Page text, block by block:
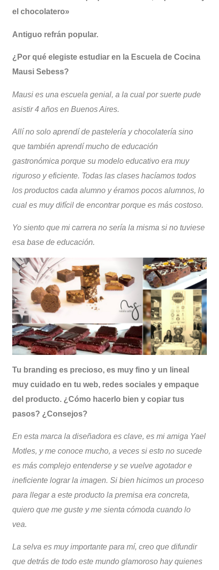
el chocolatero»
Antiguo refrán popular.
¿Por qué elegiste estudiar en la Escuela de Cocina
Mausi Sebess?
Mausi es una escuela genial, a la cual por suerte pude
asistir 4 años en Buenos Aires.
Allí no solo aprendí de pastelería y chocolatería sino
que también aprendí mucho de educación
gastronómica porque su modelo educativo era muy
riguroso y eficiente. Todas las clases hacíamos todos
los productos cada alumno y éramos pocos alumnos, lo
cual es muy difícil de encontrar porque es más costoso.
Yo siento que mi carrera no sería la misma si no tuviese
esa base de educación.
Tu branding es precioso, es muy fino y un lineal
muy cuidado en tu web, redes sociales y empaque
del producto. ¿Cómo hacerlo bien y copiar tus
pasos? ¿Consejos?
En esta marca la diseñadora es clave, es mi amiga Yael
Motles, y me conoce mucho, a veces si esto no sucede
es más complejo entenderse y se vuelve agotador e
ineficiente lograr la imagen. Si bien hicimos un proceso
para llegar a este producto la premisa era concreta,
quiero que me guste y me sienta cómoda cuando lo
vea.
La selva es muy importante para mí, creo que difundir
que detrás de todo este mundo glamoroso hay quienes